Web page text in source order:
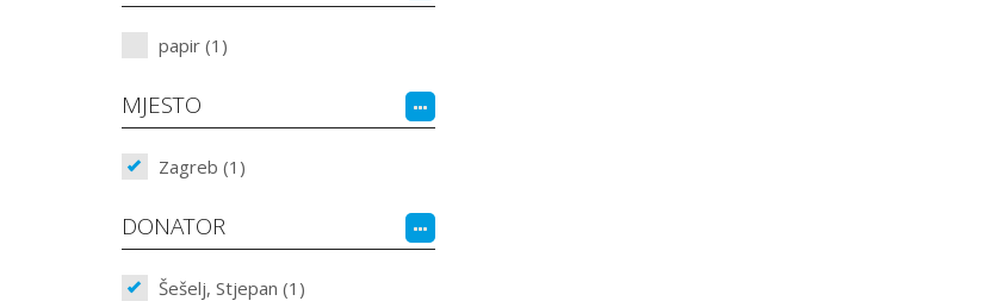
papir (1)
MJESTO
Zagreb (1)
DONATOR
Šešelj, Stjepan (1)